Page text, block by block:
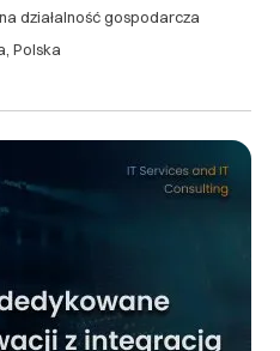
działalność gospodarcza
Polska
żadnych kosztów. 1.2.
48 godzin, ale przed
10% wartości
anulacji zamówienia
zobowiązany jest do
prac oraz opłaty
15% pozostałej
2. Zwroty 2.1. Ze względu
przez Soft
produktów cyfrowych
źródłowe) nie są